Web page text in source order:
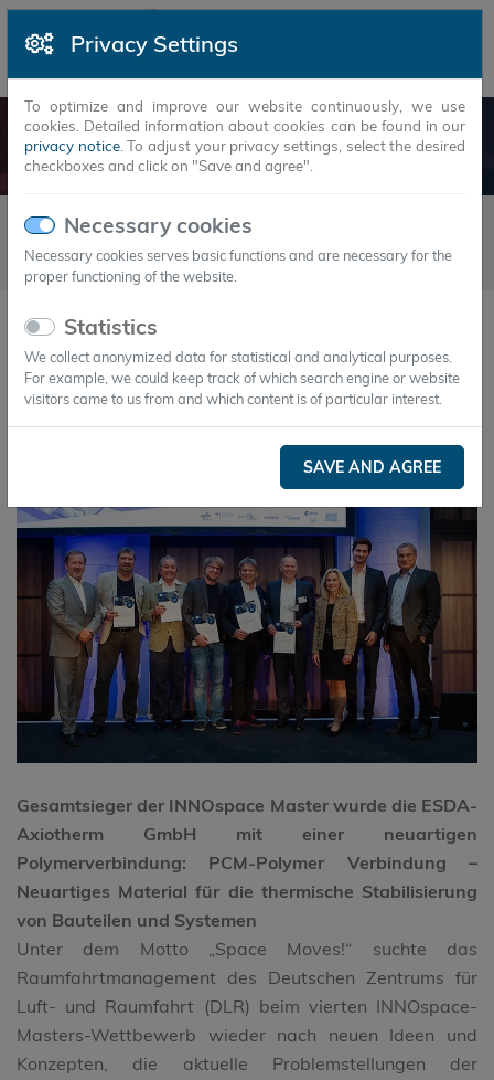
Privacy Settings
To optimize and improve our website continuously, we use
cookies. Detailed information about cookies can be found in our
privacy notice. To adjust your privacy settings, select the desired
checkboxes and click on "Save and agree".
Necessary cookies
Necessary cookies serves basic functions and are necessary for the
proper functioning of the website.
Statistics
We collect anonymized data for statistical and analytical purposes.
For example, we could keep track of which search engine or website
visitors came to us from and which content is of particular interest.
SAVE AND AGREE
NEWS
Newsarticles 2019
7
07.07.2019 - PCM-Polymer Verbindung – Neuartiges Material für
die thermische Stabilisierung von Bauteilen und Systemen
07.Jul.2019
PCM-Polymer Verbindung – Neuartiges
Material für die thermische Stabilisierung
von Bauteilen und Systemen
Gesamtsieger der INNOspace Master wurde die ESDA-
Axiotherm GmbH mit einer neuartigen
Polymerverbindung: PCM-Polymer Verbindung –
Neuartiges Material für die thermische Stabilisierung
von Bauteilen und Systemen
Unter dem Motto „Space Moves!“ suchte das
Raumfahrtmanagement des Deutschen Zentrums für
Luft- und Raumfahrt (DLR) beim vierten INNOspace-
Masters-Wettbewerb wieder nach neuen Ideen und
Konzepten, die aktuelle Problemstellungen der